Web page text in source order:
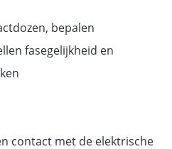
bepalen
fasegelijkheid en
contact met de elektrische